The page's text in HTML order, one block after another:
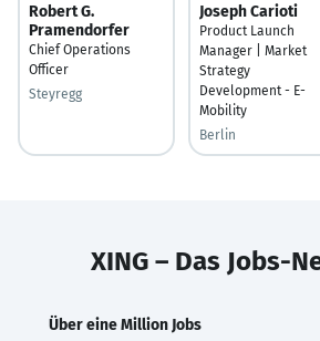
Robert G.
Pramendorfer
Chief Operations
Officer
Steyregg
Joseph Carioti
Product Launch
Manager | Market
Strategy
Development - E-
Mobility
Berlin
XING – Das Jobs-
Über eine Million Jobs